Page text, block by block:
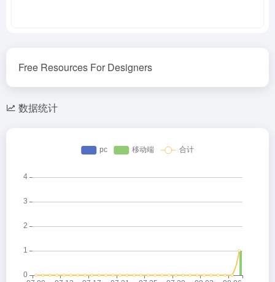
Free Resources For Designers
数据统计